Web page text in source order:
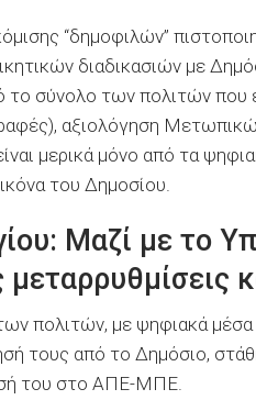
“δημοφιλών”
διαδικασιών με
σύνολο των πολιτών που
αξιολόγηση
μερικά μόνο από τα
του Δημοσίου.
Μαζί με το
πολιτών, με ψηφιακά
τους από το Δημόσιο,
του στο ΑΠΕ-ΜΠΕ.